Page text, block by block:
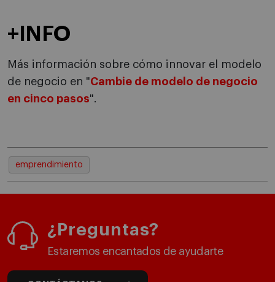
+INFO
Más información sobre cómo innovar el modelo
de negocio en "Cambie de modelo de negocio
en cinco pasos".
emprendimiento
¿Preguntas?
Estaremos encantados de ayudarte